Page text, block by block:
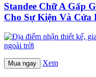
Standee Chữ A Gấp
Cho Sự Kiện Và Cửa
Mua ngay Xem